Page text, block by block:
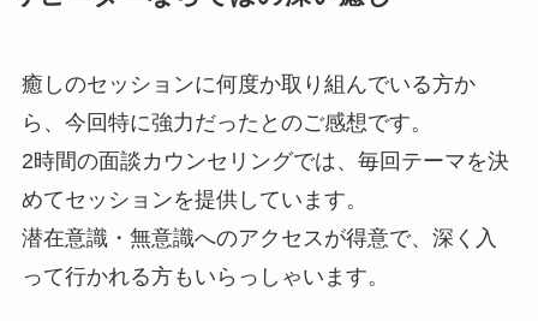
癒しのセッションに何度か取り組んでいる方か
ら、今回特に強力だったとのご感想です。
2時間の面談カウンセリングでは、毎回テーマを決
めてセッションを提供しています。
潜在意識・無意識へのアクセスが得意で、深く入
って行かれる方もいらっしゃいます。